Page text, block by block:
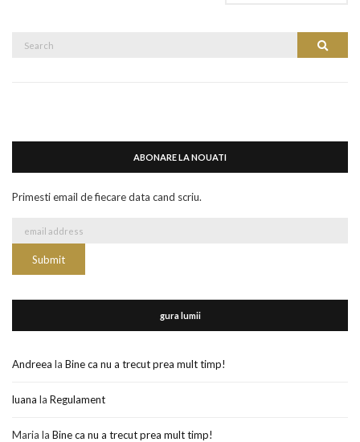
Search
ABONARE LA NOUATI
Primesti email de fiecare data cand scriu.
gura lumii
Andreea la Bine ca nu a trecut prea mult timp!
luana la Regulament
Maria la Bine ca nu a trecut prea mult timp!